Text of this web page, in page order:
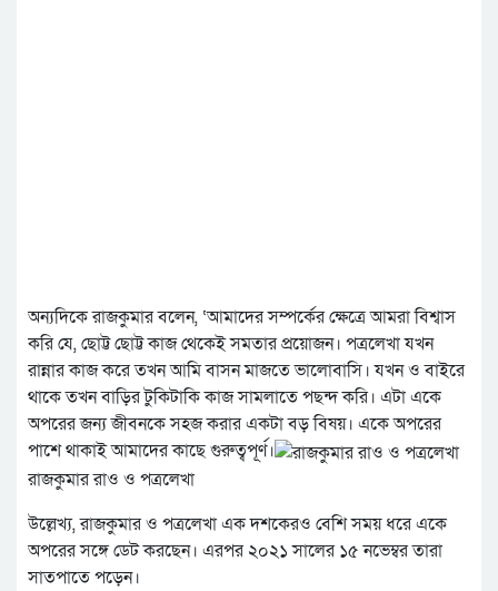
অন্যদিকে রাজকুমার বলেন, ‘আমাদের সম্পর্কের ক্ষেত্রে আমরা বিশ্বাস
করি যে, ছোট্ট ছোট্ট কাজ থেকেই সমতার প্রয়োজন। পত্রলেখা যখন
রান্নার কাজ করে তখন আমি বাসন মাজতে ভালোবাসি। যখন ও বাইরে
থাকে তখন বাড়ির টুকিটাকি কাজ সামলাতে পছন্দ করি। এটা একে
অপরের জন্য জীবনকে সহজ করার একটা বড় বিষয়। একে অপরের
পাশে থাকাই আমাদের কাছে গুরুত্বপূর্ণ।
রাজকুমার রাও ও পত্রলেখা
উল্লেখ্য, রাজকুমার ও পত্রলেখা এক দশকেরও বেশি সময় ধরে একে
অপরের সঙ্গে ডেট করছেন। এরপর ২০২১ সালের ১৫ নভেম্বর তারা
সাতপাতে পড়েন।